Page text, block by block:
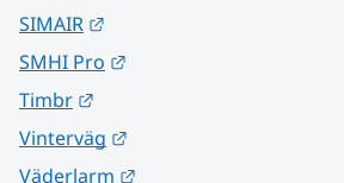
SIMAIR
SMHI Pro
Timbr
Vinterväg
Väderlarm